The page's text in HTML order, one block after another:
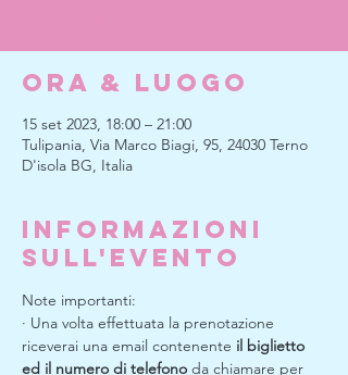
Ora & Luogo
15 set 2023, 18:00 – 21:00
Tulipania, Via Marco Biagi, 95, 24030 Terno
D'isola BG, Italia
Informazioni
sull'evento
Note importanti:
· Una volta effettuata la prenotazione
riceverai una email contenente il biglietto
ed il numero di telefono da chiamare per